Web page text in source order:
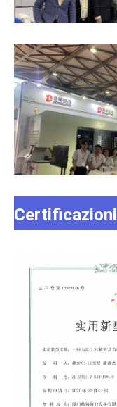
Certificazioni